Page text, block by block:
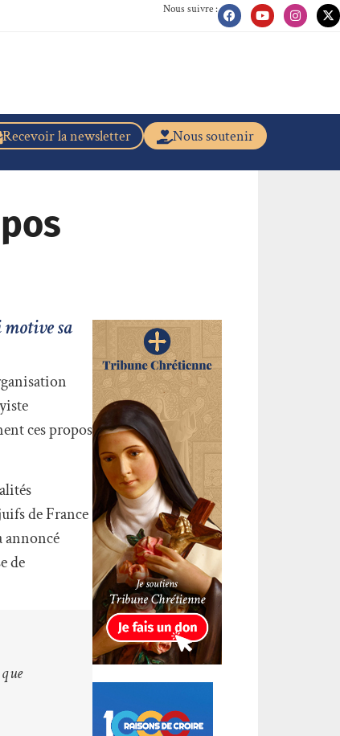
Nous suivre :
Nous soutenir
Recevoir la newsletter
sa
ces propos
de France
annoncé
de